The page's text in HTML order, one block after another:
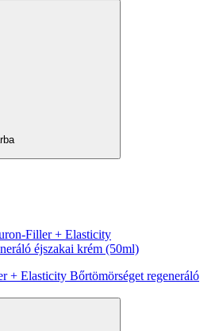
Elasticity Bőrtömörséget regeneráló